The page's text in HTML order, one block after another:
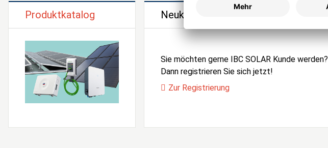
Produktkatalog Neukunden Registrierung
Sie möchten gerne IBC SOLAR Kunde werden?
Dann registrieren Sie sich jetzt!
Zur Registrierung